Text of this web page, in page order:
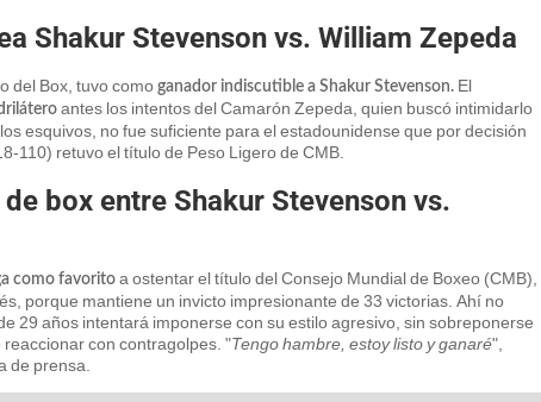
Shakur Stevenson vs. William Zepeda
del Box, tuvo como ganador indiscutible a Shakur Stevenson. El
antes los intentos del Camarón Zepeda, quien buscó intimidarlo
esquivos, no fue suficiente para el estadounidense que por decisión
110) retuvo el título de Peso Ligero de CMB.
box entre Shakur Stevenson vs.
como favorito a ostentar el título del Consejo Mundial de Boxeo (CMB),
porque mantiene un invicto impresionante de 33 victorias. Ahí no
29 años intentará imponerse con su estilo agresivo, sin sobreponerse
con contragolpes. "Tengo hambre, estoy listo y ganaré",
de prensa.